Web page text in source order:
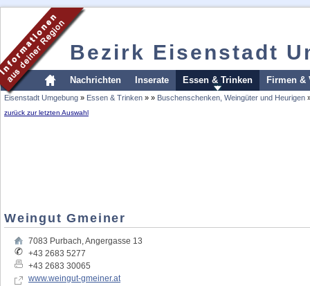
Bezirk Eisenstadt
Nachrichten Inserate Essen & Trinken Firmen &
Eisenstadt Umgebung » Essen & Trinken » » Buschenschenken, Weingüter und Heurigen
zurück zur letzten Auswahl
Weingut Gmeiner
7083 Purbach,Angergasse 13
+43 2683 5277
+43 2683 30065
www.weingut-gmeiner.at